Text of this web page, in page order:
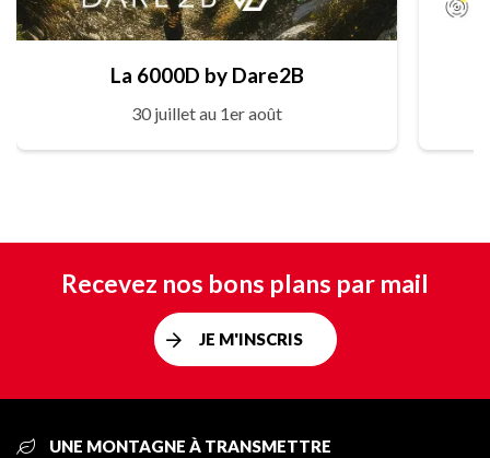
La 6000D by Dare2B
30 juillet au 1er août
Recevez nos bons plans par mail
JE M'INSCRIS
UNE MONTAGNE À TRANSMETTRE